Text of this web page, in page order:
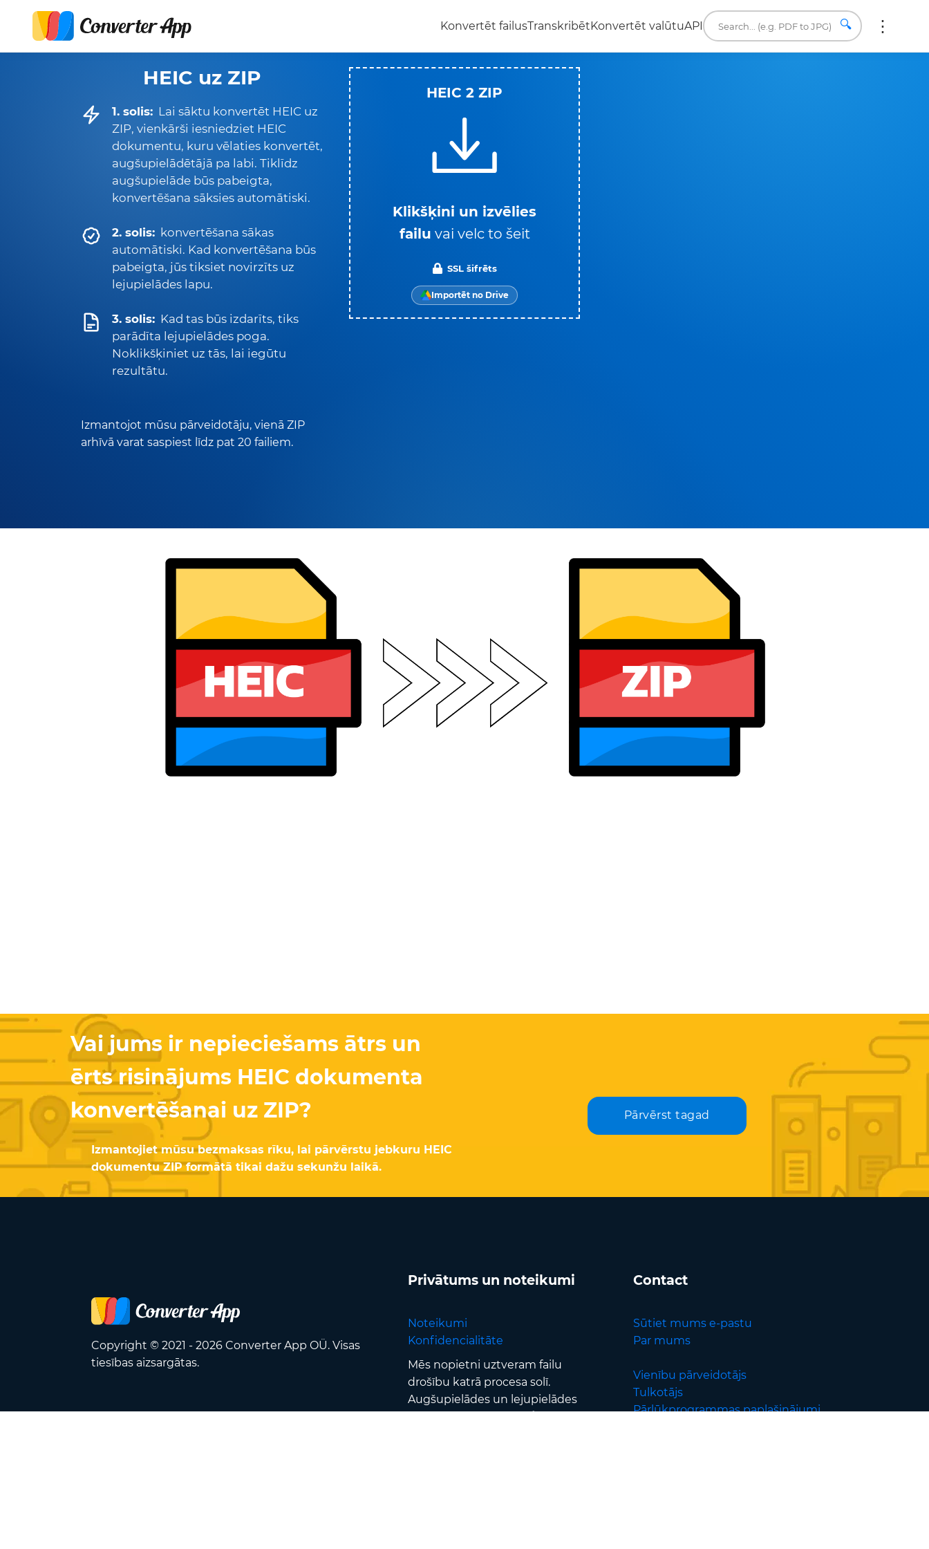
Konvertēt failusTranskribētKonvertēt valūtuAPI 🔍
HEIC uz ZIP
1. solis: Lai sāktu konvertēt HEIC uz
ZIP, vienkārši iesniedziet HEIC
dokumentu, kuru vēlaties konvertēt,
augšupielādētājā pa labi. Tiklīdz
augšupielāde būs pabeigta,
konvertēšana sāksies automātiski.
2. solis: konvertēšana sākas
automātiski. Kad konvertēšana būs
pabeigta, jūs tiksiet novirzīts uz
lejupielādes lapu.
3. solis: Kad tas būs izdarīts, tiks
parādīta lejupielādes poga.
Noklikšķiniet uz tās, lai iegūtu
rezultātu.
Izmantojot mūsu pārveidotāju, vienā ZIP
arhīvā varat saspiest līdz pat 20 failiem.
HEIC 2 ZIP
Klikšķini un izvēlies
failu vai velc to šeit
SSL šifrēts
Importēt no Drive
Vai jums ir nepieciešams ātrs un
ērts risinājums HEIC dokumenta
konvertēšanai uz ZIP?
Izmantojiet mūsu bezmaksas rīku, lai pārvērstu jebkuru HEIC
dokumentu ZIP formātā tikai dažu sekunžu laikā.
Pārvērst tagad
Copyright © 2021 - 2026 Converter App OÜ. Visas
tiesības aizsargātas.
Privātums un noteikumi
Noteikumi
Konfidencialitāte
Mēs nopietni uztveram failu
drošību katrā procesa solī.
Augšupielādes un lejupielādes
Contact
Sūtiet mums e-pastu
Par mums
Vienību pārveidotājs
Tulkotājs
Pārlūkprogrammas paplašinājumi